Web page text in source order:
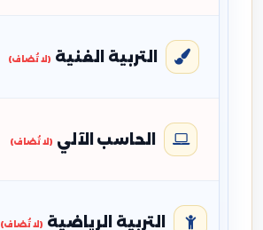
التربية الفنية (لا تُضاف)
الحاسب الآلي (لا تُضاف)
التربية الرياضية (لا تُضاف)